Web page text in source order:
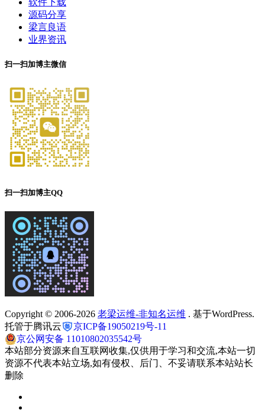
软件下载
源码分享
梁言良语
业界资讯
扫一扫加博主微信
扫一扫加博主QQ
Copyright © 2006-2026 老梁运维-非知名运维 . 基于WordPress.
托管于腾讯云
京ICP备19050219号-11
京公网安备 11010802035542号
本站部分资源来自互联网收集,仅供用于学习和交流,本站一切
资源不代表本站立场,如有侵权、后门、不妥请联系本站站长
删除